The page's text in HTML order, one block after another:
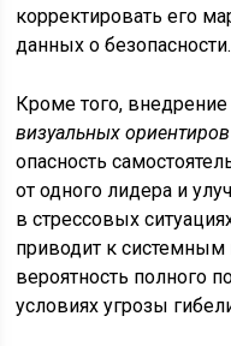
корректировать его
данных о безопасности.
Кроме того,
визуальных ориентиров
опасность
от одного лидера и
в стрессовых
приводит к
вероятность полного
условиях угрозы